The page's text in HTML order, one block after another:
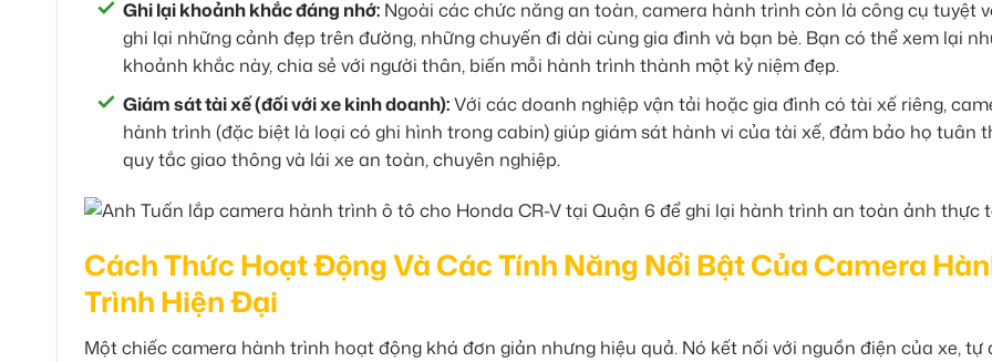
Ghi lại khoảnh khắc đáng nhớ: Ngoài các chức năng an toàn, camera hành trình còn là công cụ tuyệt
ghi lại những cảnh đẹp trên đường, những chuyến đi dài cùng gia đình và bạn bè. Bạn có thể xem lại
khoảnh khắc này, chia sẻ với người thân, biến mỗi hành trình thành một kỷ niệm đẹp.
Giám sát tài xế (đối với xe kinh doanh):Với các doanh nghiệp vận tải hoặc gia đình có tài xế riêng,
hành trình (đặc biệt là loại có ghi hình trong cabin) giúp giám sát hành vi của tài xế, đảm bảo họ tuân
quy tắc giao thông và lái xe an toàn, chuyên nghiệp.
Cách Thức Hoạt Động Và Các Tính Năng Nổi Bật Của Camera
Trình Hiện Đại
Một chiếc camera hành trình hoạt động khá đơn giản nhưng hiệu quả. Nó kết nối với nguồn điện của xe, tự